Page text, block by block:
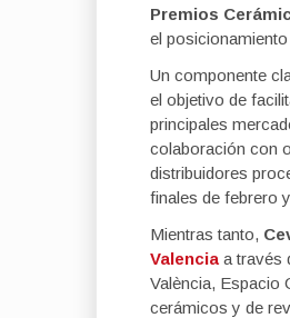
Premios
el
Un componente
el objetivo de
principales
colaboración con
distribuidores
finales de febrero
Mientras tanto,
Valencia a través
València, Espacio
cerámicos y de